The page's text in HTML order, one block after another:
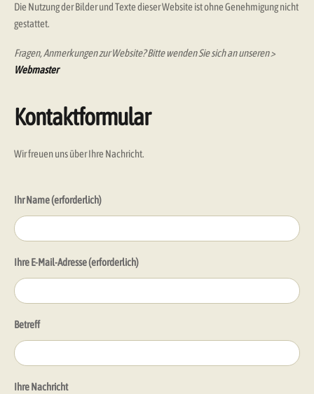
Die Nutzung der Bilder und Texte dieser Website ist ohne Genehmigung nicht
gestattet.
Fragen, Anmerkungen zur Website? Bitte wenden Sie sich an unseren >
Webmaster
Kontaktformular
Wir freuen uns über Ihre Nachricht.
Ihr Name (erforderlich)
Ihre E-Mail-Adresse (erforderlich)
Betreff
Ihre Nachricht